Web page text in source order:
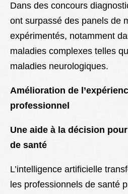
Dans des concours
ont surpassé des panels de
expérimentés, notamment
maladies complexes telles
maladies neurologiques.
Amélioration de
professionnel
Une aide à la décision
de santé
L’intelligence artificielle
les professionnels de santé